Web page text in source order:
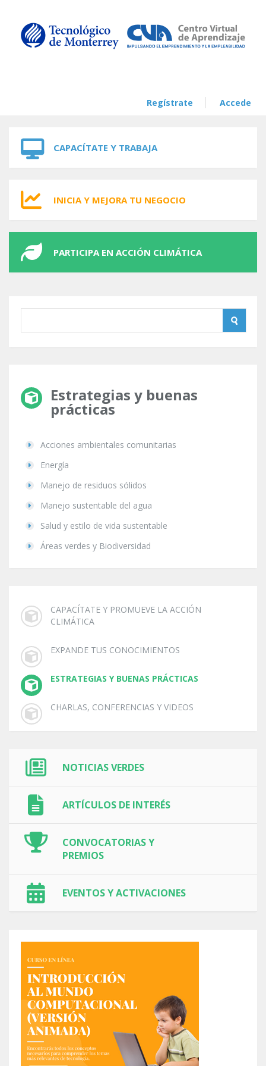
Regístrate Accede
CAPACÍTATE Y TRABAJA
INICIA Y MEJORA TU NEGOCIO
PARTICIPA EN ACCIÓN CLIMÁTICA
Estrategias y buenas
prácticas
Acciones ambientales comunitarias
Energía
Manejo de residuos sólidos
Manejo sustentable del agua
Salud y estilo de vida sustentable
Áreas verdes y Biodiversidad
CAPACÍTATE Y PROMUEVE LA ACCIÓN
CLIMÁTICA
EXPANDE TUS CONOCIMIENTOS
ESTRATEGIAS Y BUENAS PRÁCTICAS
CHARLAS, CONFERENCIAS Y VIDEOS
NOTICIAS VERDES
ARTÍCULOS DE INTERÉS
CONVOCATORIAS Y
PREMIOS
EVENTOS Y ACTIVACIONES